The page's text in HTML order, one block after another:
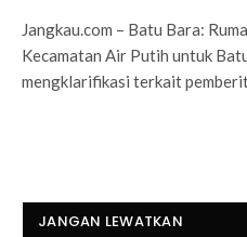
Jangkau.com – Batu Bara:
Kecamatan Air Putih untuk
mengklarifikasi terkait
JANGAN LEWATKAN